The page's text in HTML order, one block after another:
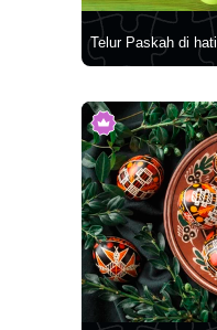
Telur Paskah di hati